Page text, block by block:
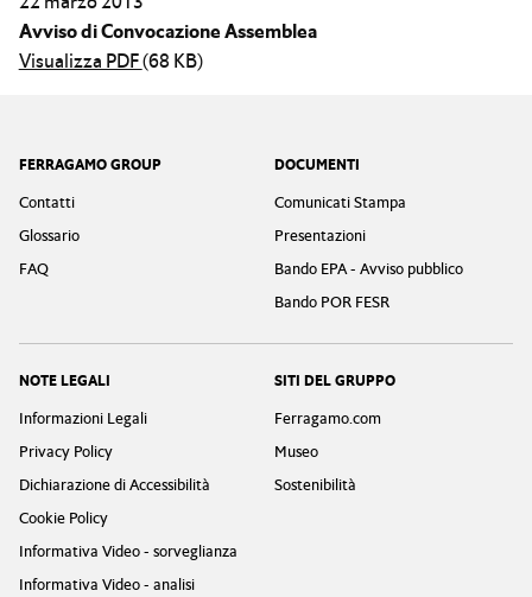
Avviso di Convocazione Assemblea
Visualizza PDF(68 KB)
Footer
FERRAGAMO GROUP
Contatti
Glossario
FAQ
DOCUMENTI
Comunicati Stampa
Presentazioni
Bando EPA - Avviso pubblico
Bando POR FESR
NOTE LEGALI
Informazioni Legali
Privacy Policy
Dichiarazione di Accessibilità
Cookie Policy
Informativa Video - sorveglianza
Informativa Video - analisi
SITI DEL GRUPPO
Ferragamo.com
Museo
Sostenibilità